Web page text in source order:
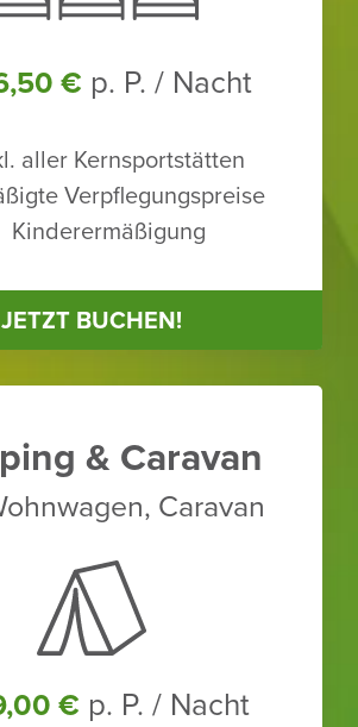
€ p. P. / Nacht
aller Kern­sport­stätten
Verpfle­gungs­preise
Kinder­er­mä­ßi­gung
JETZT BUCHEN!
& Caravan
Caravan
€ p. P. / Nacht